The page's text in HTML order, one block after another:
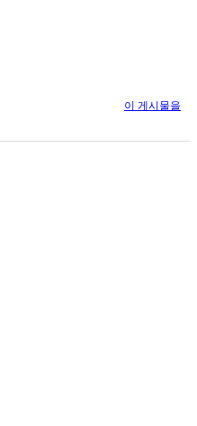
이 게시물을